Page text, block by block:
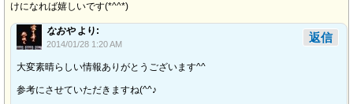
けになれば嬉しいです(*^^*)
なおや より:
2014/01/28 1:20 AM
大変素晴らしい情報ありがとうございます^^
参考にさせていただきますね(^^♪
返信